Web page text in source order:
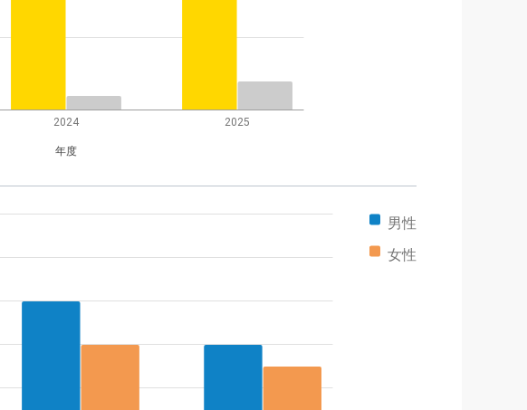
2024 2025
年度
男性
女性